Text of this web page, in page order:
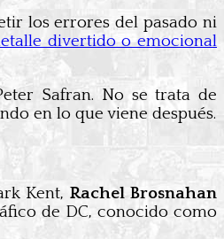
los errores del pasado ni
divertido o emocional
Safran. No se trata de
en lo que viene después.
Kent, Rachel Brosnahan
de DC, conocido como